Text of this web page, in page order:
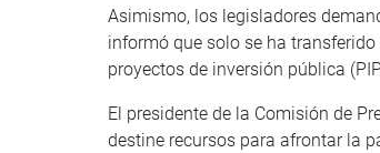
Asimismo, los legisladores
informó que solo se ha
proyectos de inversión pública
El presidente de la Comisión de
destine recursos para afrontar la